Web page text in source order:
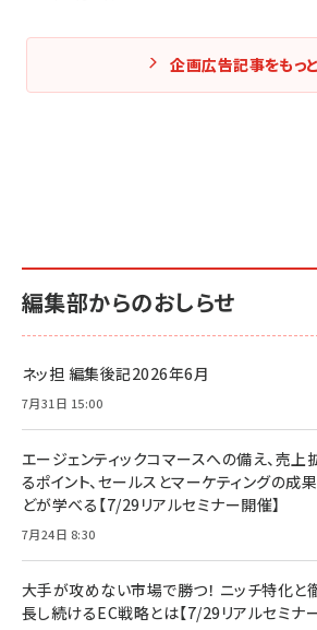
企画広告記事をもっ
編集部からのおしらせ
ネッ担 編集後記2026年6月
7月31日 15:00
エージェンティックコマースへの備え、売
るポイント、セールスとマーケティングの成
どが学べる【7/29リアルセミナー開催】
7月24日 8:30
大手が攻めない市場で勝つ！ ニッチ特化
長し続けるEC戦略とは【7/29リアルセミナ